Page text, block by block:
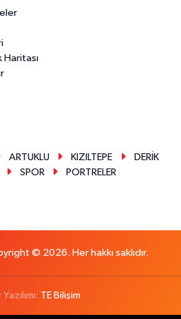
Haritası
ARTUKLU KIZILTEPE
DERİK
SPOR
PORTRELER
© 2026. Her hakkı saklıdır.
TE Bilişim